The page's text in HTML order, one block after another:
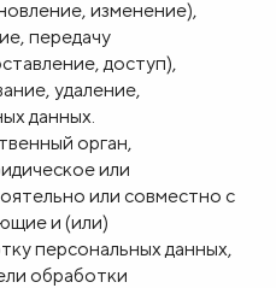
изменение),
передачу
доступ),
удаление,
данных.
орган,
или
или совместно с
и (или)
персональных данных,
обработки